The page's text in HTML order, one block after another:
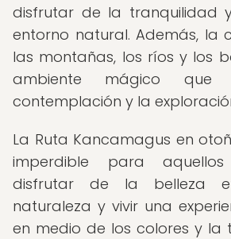
disfrutar de la tranquilidad
entorno natural. Además, la
las montañas, los ríos y los
ambiente mágico
contemplación y la
La Ruta Kancamagus en
imperdible para
disfrutar de la belleza
naturaleza y vivir una
en medio de los colores y la